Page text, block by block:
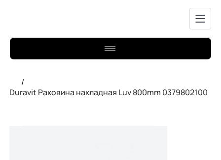
/
Duravit Раковина накладная Luv 800mm 0379802100